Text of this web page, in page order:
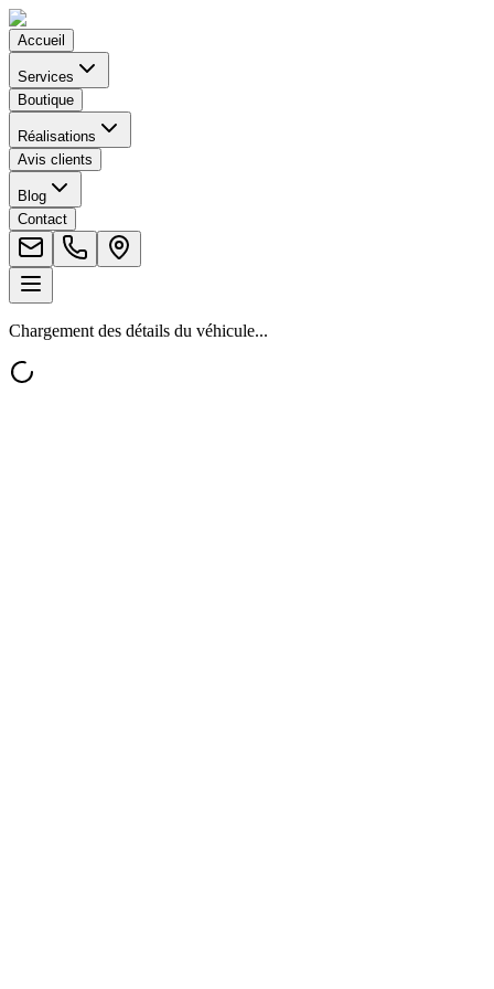
Accueil
Services
Boutique
Réalisations
Avis clients
Blog
Contact
Chargement des détails du véhicule...